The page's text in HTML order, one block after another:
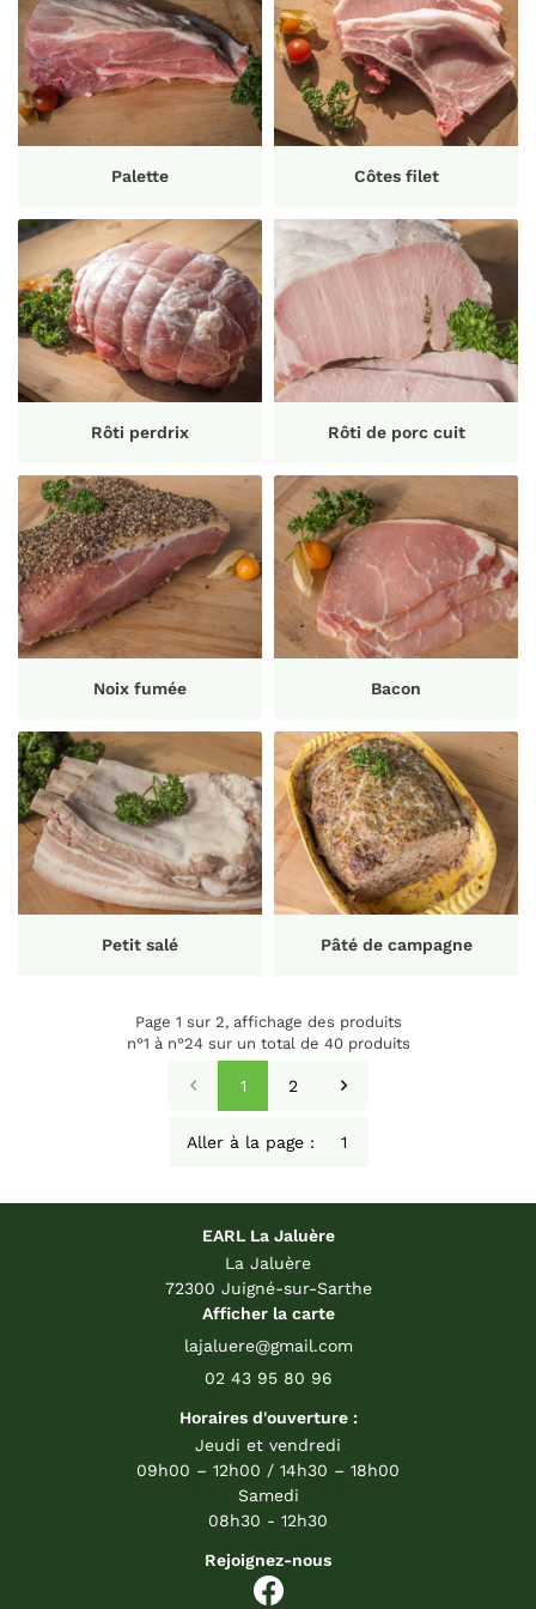
Palette Côtes filet
Rôti perdrix Rôti de porc cuit
Noix fumée Bacon
Petit salé Pâté de campagne
Page 1 sur 2, affichage des produits
n°1 à n°24 sur un total de 40produits
1 2
Aller à la page :
EARL La Jaluère
La Jaluère
72300 Juigné-sur-Sarthe
Afficher la carte
02 43 95 80 96
Horaires d'ouverture :
Jeudi et vendredi
09h00 – 12h00 / 14h30 – 18h00
Samedi
08h30 - 12h30
Rejoignez-nous